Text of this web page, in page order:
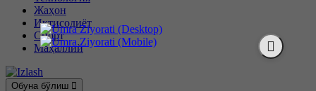
Жаҳон
Иқтисодиёт
Спорт
Маҳаллий
Обуна бўлиш